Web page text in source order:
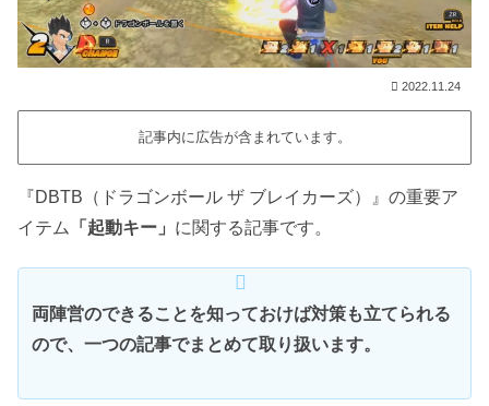
2022.11.24
記事内に広告が含まれています。
『DBTB（ドラゴンボール ザ ブレイカーズ）』の重要ア
イテム
「起動キー」 に関する記事です。
両陣営のできることを知っておけば対策も立てられる
ので、一つの記事でまとめて取り扱います。